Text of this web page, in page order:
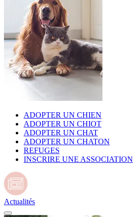
ADOPTER UN CHIEN
ADOPTER UN CHIOT
ADOPTER UN CHAT
ADOPTER UN CHATON
REFUGES
INSCRIRE UNE ASSOCIATION
Actualités